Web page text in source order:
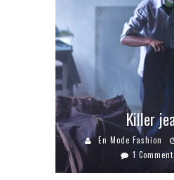
Killer
En Mode Fashion
1